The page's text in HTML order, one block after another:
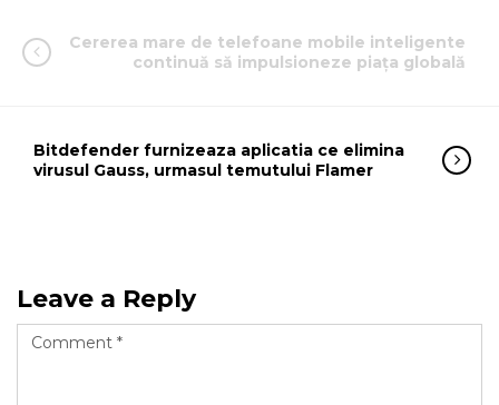
Cererea mare de telefoane mobile inteligente
continuă să impulsioneze piața globală
Bitdefender furnizeaza aplicatia ce elimina
virusul Gauss, urmasul temutului Flamer
Leave a Reply